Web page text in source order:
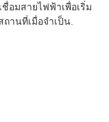
อมสายไฟฟ้าเพื่อเริ่ม
านที่เมื่อจําเป็น.